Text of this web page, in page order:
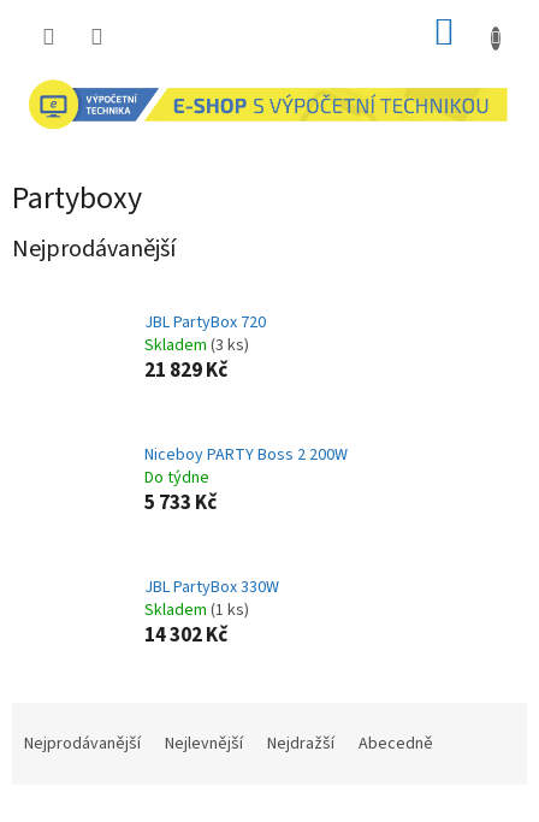
Partyboxy
Nejprodávanější
JBL PartyBox 720
Skladem (3 ks)
21 829 Kč
Niceboy PARTY Boss 2 200W
Do týdne
5 733 Kč
JBL PartyBox 330W
Skladem (1 ks)
14 302 Kč
Nejprodávanější Nejlevnější Nejdražší Abecedně